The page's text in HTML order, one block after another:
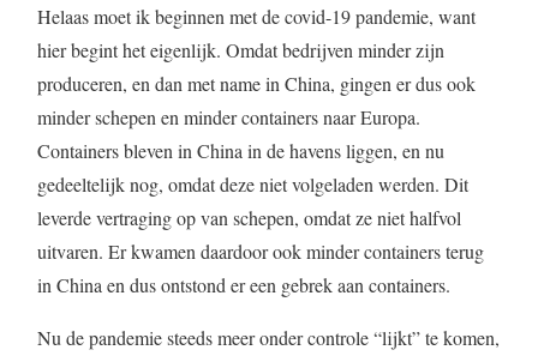
Helaas moet ik beginnen met de covid-19 pandemie, want
hier begint het eigenlijk. Omdat bedrijven minder zijn
produceren, en dan met name in China, gingen er dus ook
minder schepen en minder containers naar Europa.
Containers bleven in China in de havens liggen, en nu
gedeeltelijk nog, omdat deze niet volgeladen werden. Dit
leverde vertraging op van schepen, omdat ze niet halfvol
uitvaren. Er kwamen daardoor ook minder containers terug
in China en dus ontstond er een gebrek aan containers.
Nu de pandemie steeds meer onder controle “lijkt” te komen,